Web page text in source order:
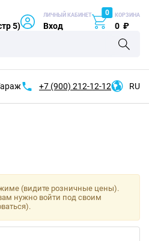
5)
ЛИЧНЫЙ КАБИНЕТ
Вход
0 КОРЗИНА
0 ₽
+7 (900) 212-12-12 RU
(видите розничные цены).
нужно войти под своим